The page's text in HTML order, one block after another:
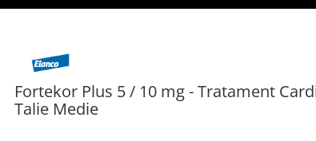
Fortekor Plus 5 / 10 mg - Tratament
Talie Medie